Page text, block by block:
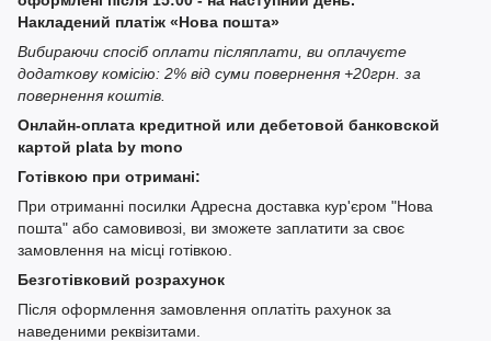
Накладений платіж «Нова пошта»
Вибираючи спосіб оплати післяплати, ви оплачуєте
додаткову комісію: 2% від суми повернення +20грн. за
повернення коштів.
Онлайн-оплата кредитной или дебетовой банковской
картой plata by mono
Готівкою при отримані:
При отриманні посилки Адресна доставка кур'єром "Нова
пошта" або самовивозі, ви зможете заплатити за своє
замовлення на місці готівкою.
Безготівковий розрахунок
Після оформлення замовлення оплатіть рахунок за
наведеними реквізитами.